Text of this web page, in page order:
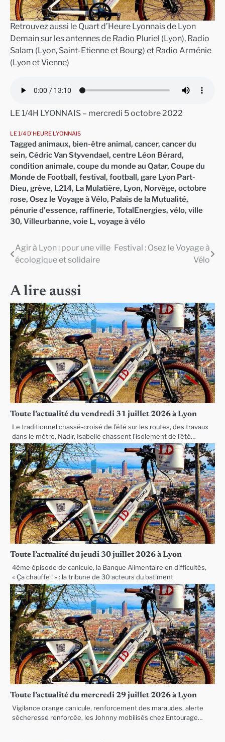
Retrouvez aussi le Quart d’Heure Lyonnais de Lyon
Demain sur les antennes de Radio Pluriel (Lyon), Radio
Salam (Lyon, Saint-Etienne et Bourg) et Radio Arménie
(Lyon et Vienne)
LE 1/4H LYONNAIS – mercredi 5 octobre 2022
LE 1/4 D'HEURE LYONNAIS
Tagged animaux, bien-être animal, cancer, cancer du
sein, Cédric Van Styvendael, centre Léon Bérard,
condition animale, coupe du monde au Qatar, Coupe du
Monde de Football, festival, football, gare Lyon Part-
Dieu, grève, L214, La Mulatière, Lyon, Norvège, octobre
rose, Osez le Voyage à Vélo, Palais de la Mutualité,
pénurie d'essence, raffinerie, TotalEnergies, vélo, ville
30, Villeurbanne, voie L, voyage à vélo
Navigation
l’article
Agir à Lyon : pour une ville
écologique et solidaire
Festival : Osez le Voyage à
Vélo
A lire aussi
Toute l’actualité du vendredi 31 juillet 2026 à Lyon
Le traditionnel chassé-croisé de l’été sur les routes, des travaux
dans le métro, Nadir, Isabelle chassent l’isolement de l’été…
Toute l’actualité du jeudi 30 juillet 2026 à Lyon
4ème épisode de canicule, la Banque Alimentaire en difficultés,
« Ça chauffe ! » : la tribune de 30 acteurs du batiment
Toute l’actualité du mercredi 29 juillet 2026 à Lyon
Vigilance orange canicule, renforcement des maraudes, alerte
sécheresse renforcée, les Johnny mobilisés chez Entourage…